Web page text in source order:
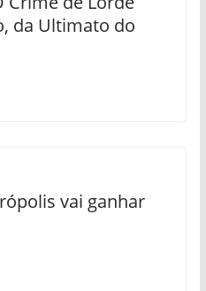
da Ultimato do
vai ganhar